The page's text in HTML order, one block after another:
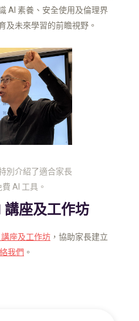
AI 素養、安全使用及倫理界
及未來學習的前瞻視野。
別介紹了適合家長
AI 工具。
講座及工作坊
講座及工作坊 ，協助家長建立
我們 。